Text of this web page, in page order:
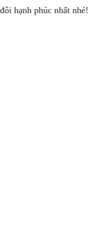
hạnh phúc nhất nhé!